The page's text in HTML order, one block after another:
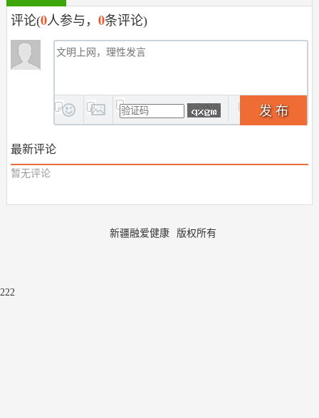
评论(0人参与， 0条评论)
发 布
最新评论
暂无评论
新疆融爱健康 版权所有
222